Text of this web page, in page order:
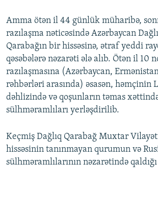
Amma ötən il 44 günlük müharibə,
razılaşma nəticəsində Azərbaycan
Qarabağın bir hissəsinə, ətraf yeddi
qəsəbələrə nəzarəti ələ alıb. Ötən il 10
razılaşmasına (Azərbaycan,
rəhbərləri arasında) əsasən, həmçinin
dəhlizində və qoşunların təmas
sülhməramlıları yerləşdirilib.
Keçmiş Dağlıq Qarabağ Muxtar
hissəsinin tanınmayan qurumun və
sülhməramlılarının nəzarətində